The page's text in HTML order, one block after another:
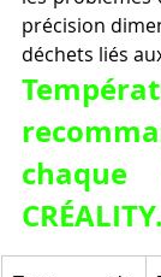
précision
déchets liés
CRÉALITY.